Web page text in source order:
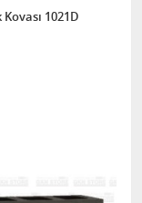
Kovası 1021D